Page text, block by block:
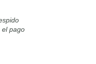
el pago